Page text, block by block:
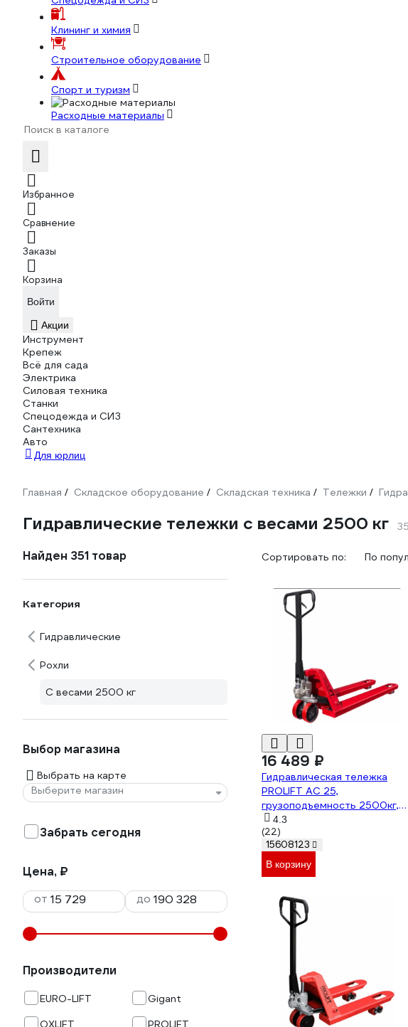
Клининг и химия
Строительное оборудование
Спорт и туризм
Расходные материалы
Избранное
Сравнение
Заказы
Корзина
Войти
Акции
Инструмент
Крепеж
Всё для сада
Электрика
Силовая техника
Станки
Спецодежда и СИЗ
Сантехника
Авто
Для юрлиц
Главная / Складское оборудование / Складская техника / Тележки /
Гидравлические тележки с весами 2500 кг
Найден 351 товар
Категория
Гидравлические
Рохли
С весами 2500 кг
Выбор магазина
Выбрать на карте
Выберите магазин
Забрать сегодня
Цена, ₽
от
до
Производители
EURO-LIFT
Gigant
OXLIFT
PROLIFT
Сортировать по: По
16 489 ₽
Гидравлическая тележка
PROLIFT AC 25,
грузоподъемность 2500кг,
колеса полиуретан, вилы
1150x550мм
4.3
(22)
15608123
В корзину